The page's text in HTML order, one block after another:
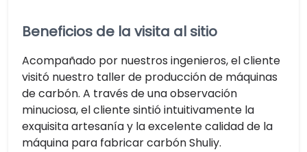
Beneficios de la visita al sitio
Acompañado por nuestros ingenieros, el cliente
visitó nuestro taller de producción de máquinas
de carbón. A través de una observación
minuciosa, el cliente sintió intuitivamente la
exquisita artesanía y la excelente calidad de la
máquina para fabricar carbón Shuliy.